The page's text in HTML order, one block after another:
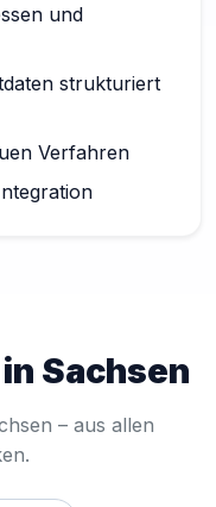
und
strukturiert
Verfahren
Sachsen
– aus allen